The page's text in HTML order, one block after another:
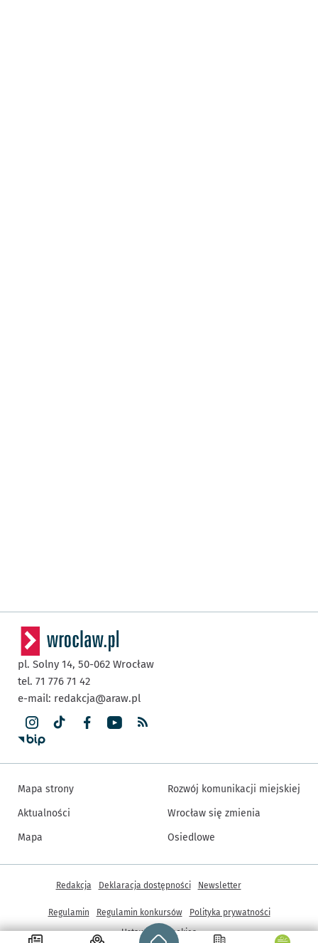
Strona główna - wroclaw.pl
pl. Solny 14, 50-062 Wrocław
tel. 71 776 71 42
e-mail: redakcja@araw.pl
Mapa strony
Aktualności
Mapa
Rozwój komunikacji miejskiej
Wrocław się zmienia
Osiedlowe
Inne informacje
Redakcja Deklaracja dostępności Newsletter
Regulamin Regulamin konkursów
Polityka prywatności
Ustawienia cookies